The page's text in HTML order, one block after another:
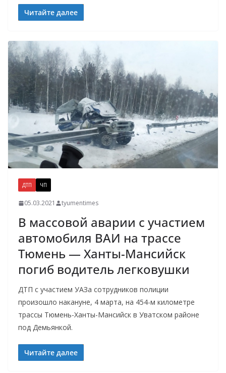
Читайте далее
ДТП ЧП
05.03.2021 tyumentimes
В массовой аварии с участием
автомобиля ВАИ на трассе
Тюмень — Ханты-Мансийск
погиб водитель легковушки
ДТП с участием УАЗа сотрудников полиции
произошло накануне, 4 марта, на 454-м километре
трассы Тюмень-Ханты-Мансийск в Уватском районе
под Демьянкой.
Читайте далее